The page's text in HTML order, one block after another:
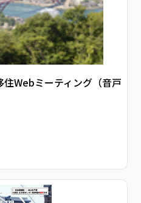
Webミーティング（音戸